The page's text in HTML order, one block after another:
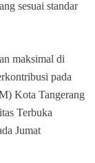
sesuai standar
maksimal di
pada
Kota Tangerang
Terbuka
Jumat